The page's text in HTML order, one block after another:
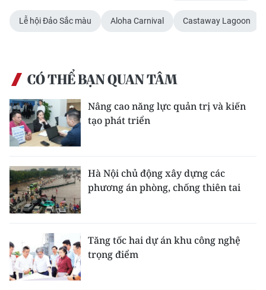
Lễ hội Đảo Sắc màu Aloha Carnival Castaway Lagoon
CÓ THỂ BẠN QUAN TÂM
Nâng cao năng lực quản trị và kiến
tạo phát triển
Hà Nội chủ động xây dựng các
phương án phòng, chống thiên tai
Tăng tốc hai dự án khu công nghệ
trọng điểm